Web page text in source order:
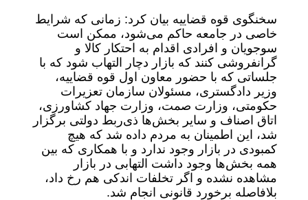
سخنگوی قوه قضاییه بیان کرد: زمانی که شرایط
خاصی در جامعه حاکم می‌شود، ممکن است
سوجویان و افرادی اقدام به احتکار کالا و
گرانفروشی کنند که بازار دچار التهاب شود که با
جلساتی که با حضور معاون اول قوه قضاییه،
وزیر دادگستری، مسئولان سازمان تعزیرات
حکومتی، وزارت صمت، وزارت جهاد کشاورزی،
اتاق اصناف و سایر بخش‌ها ذی‌ربط دولتی برگزار
شد، این اطمینان به مردم داده شد که هیچ
کمبودی در بازار وجود ندارد و با همکاری که بین
همه بخش‌ها وجود داشت التهابی در بازار
مشاهده نشده و اگر تخلفات اندکی هم رخ داد،
بلافاصله برخورد قانونی انجام شد.